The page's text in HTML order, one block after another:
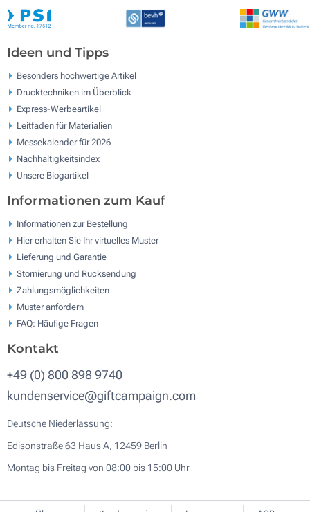
Ideen und Tipps
Besonders hochwertige Artikel
Drucktechniken im Überblick
Express-Werbeartikel
Leitfaden für Materialien
Messekalender für 2026
Nachhaltigkeitsindex
Unsere Blogartikel
Informationen zum Kauf
Informationen zur Bestellung
Hier erhalten Sie Ihr virtuelles Muster
Lieferung und Garantie
Stornierung und Rücksendung
Zahlungsmöglichkeiten
Muster anfordern
FAQ: Häufige Fragen
Kontakt
+49 (0) 800 898 9740
kundenservice@giftcampaign.com
Deutsche Niederlassung:
Edisonstraße 63 Haus A, 12459 Berlin
Montag bis Freitag von 08:00 bis 15:00 Uhr